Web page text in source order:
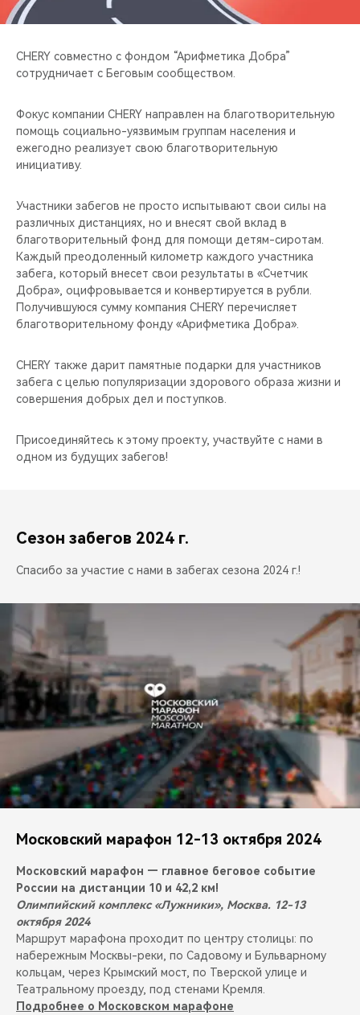
CHERY ДЛЯ ДЕТЕЙ
CHERY совместно с фондом “Арифметика Добра”
сотрудничает с Беговым сообществом.
Фокус компании CHERY направлен на благотворительную
помощь социально-уязвимым группам населения и
ежегодно реализует свою благотворительную
инициативу.
Участники забегов не просто испытывают свои силы на
различных дистанциях, но и внесят свой вклад в
благотворительный фонд для помощи детям-сиротам.
Каждый преодоленный километр каждого участника
забега, который внесет свои результаты в «Счетчик
Добра», оцифровывается и конвертируется в рубли.
Получившуюся сумму компания CHERY перечисляет
благотворительному фонду «Арифметика Добра».
CHERY также дарит памятные подарки для участников
забега с целью популяризации здорового образа жизни и
совершения добрых дел и поступков.
Присоединяйтесь к этому проекту, участвуйте с нами в
одном из будущих забегов!
Сезон забегов 2024 г.
Спасибо за участие с нами в забегах сезона 2024 г.!
Московский марафон 12-13 октября 2024
Московский марафон — главное беговое событие
России на дистанции 10 и 42,2 км!
Олимпийский комплекс «Лужники», Москва. 12-13
октября 2024
Маршрут марафона проходит по центру столицы: по
набережным Москвы-реки, по Садовому и Бульварному
кольцам, через Крымский мост, по Тверской улице и
Театральному проезду, под стенами Кремля.
Подробнее о Московском марафоне